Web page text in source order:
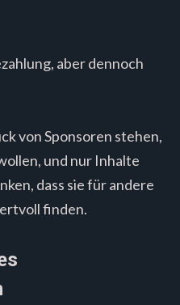
aber dennoch
von Sponsoren stehen,
und nur Inhalte
dass sie für andere
finden.